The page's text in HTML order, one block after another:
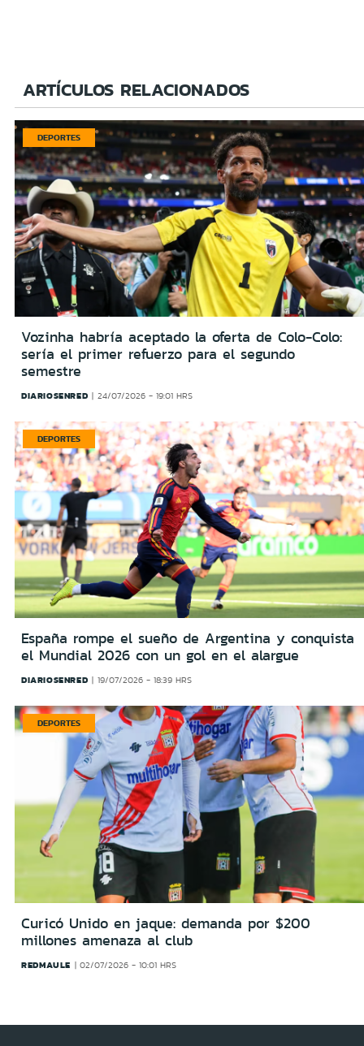
ARTÍCULOS RELACIONADOS
DEPORTES
Vozinha habría aceptado la oferta de Colo-Colo:
sería el primer refuerzo para el segundo
semestre
DIARIOSENRED 24/07/2026 - 19:01 HRS
DEPORTES
España rompe el sueño de Argentina y conquista
el Mundial 2026 con un gol en el alargue
DIARIOSENRED 19/07/2026 - 18:39 HRS
DEPORTES
Curicó Unido en jaque: demanda por $200
millones amenaza al club
REDMAULE 02/07/2026 - 10:01 HRS